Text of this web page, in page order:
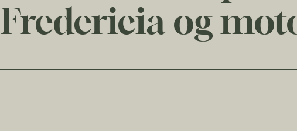
Fredericia og